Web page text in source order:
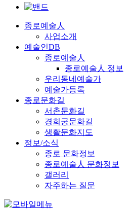
종로예술人
사업소개
예술인DB
종로예술人
종로예술人 정보
우리동네예술가
예술가등록
종로문화길
서촌문화길
경희궁문화길
생활문화지도
정보/소식
종로 문화정보
종로예술人 문화정보
갤러리
자주하는 질문